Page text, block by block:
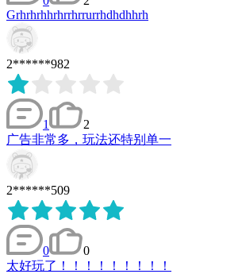
Grhrhrhhrhrrhrrurrhdhdhhrh
2******982
1
2
广告非常多，玩法还特别单一
2******509
0
0
太好玩了！！！！！！！！！